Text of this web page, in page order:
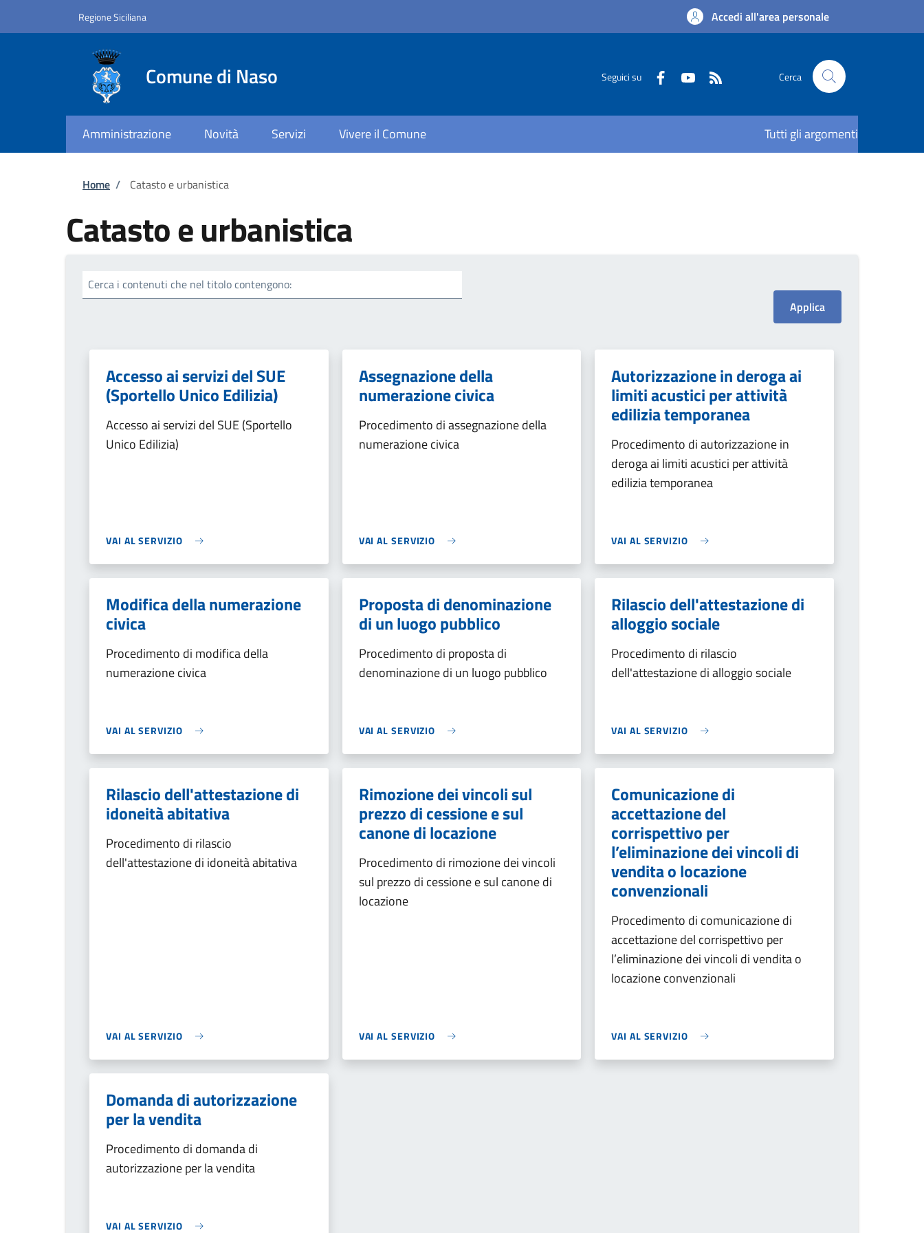
Regione Siciliana Accedi all'area personale
Comune di Naso Seguici su Cerca
Amministrazione Novità Servizi Vivere il Comune Tutti gli argomenti
Briciole di pane
Home / Catasto e urbanistica
Catasto e urbanistica
Cerca i contenuti che nel titolo contengono:
Accesso ai servizi del SUE
(Sportello Unico Edilizia)
Accesso ai servizi del SUE (Sportello
Unico Edilizia)
VAI AL SERVIZIO
Assegnazione della
numerazione civica
Procedimento di assegnazione della
numerazione civica
VAI AL SERVIZIO
Autorizzazione in deroga ai
limiti acustici per attività
edilizia temporanea
Procedimento di autorizzazione in
deroga ai limiti acustici per attività
edilizia temporanea
VAI AL SERVIZIO
Modifica della numerazione
civica
Procedimento di modifica della
numerazione civica
VAI AL SERVIZIO
Proposta di denominazione
di un luogo pubblico
Procedimento di proposta di
denominazione di un luogo pubblico
VAI AL SERVIZIO
Rilascio dell'attestazione di
alloggio sociale
Procedimento di rilascio
dell'attestazione di alloggio sociale
VAI AL SERVIZIO
Rilascio dell'attestazione di
idoneità abitativa
Procedimento di rilascio
dell'attestazione di idoneità abitativa
VAI AL SERVIZIO
Rimozione dei vincoli sul
prezzo di cessione e sul
canone di locazione
Procedimento di rimozione dei vincoli
sul prezzo di cessione e sul canone di
locazione
VAI AL SERVIZIO
Comunicazione di
accettazione del
corrispettivo per
l’eliminazione dei vincoli di
vendita o locazione
convenzionali
Procedimento di comunicazione di
accettazione del corrispettivo per
l’eliminazione dei vincoli di vendita o
locazione convenzionali
VAI AL SERVIZIO
Domanda di autorizzazione
per la vendita
Procedimento di domanda di
autorizzazione per la vendita
VAI AL SERVIZIO